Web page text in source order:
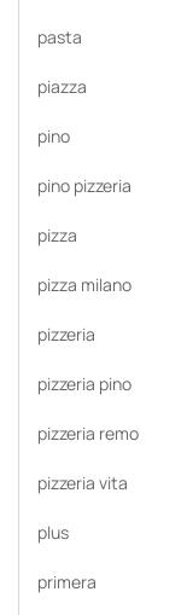
pasta
piazza
pino
pino pizzeria
pizza
pizza milano
pizzeria
pizzeria pino
pizzeria remo
pizzeria vita
plus
primera